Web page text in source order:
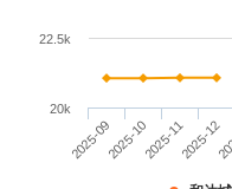
2025-092025-102025-112025-12
20k
22.5k